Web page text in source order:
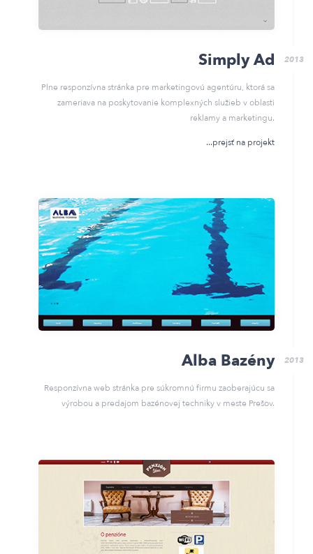
2013
Simply Ad
Plne responzívna stránka pre marketingovú agentúru, ktorá sa
zameriava na poskytovanie komplexných služieb v oblasti
reklamy a marketingu.
prejsť na projekt
2013
Alba Bazény
Responzívna web stránka pre súkromnú firmu zaoberajúcu sa
výrobou a predajom bazénovej techniky v meste Prešov.